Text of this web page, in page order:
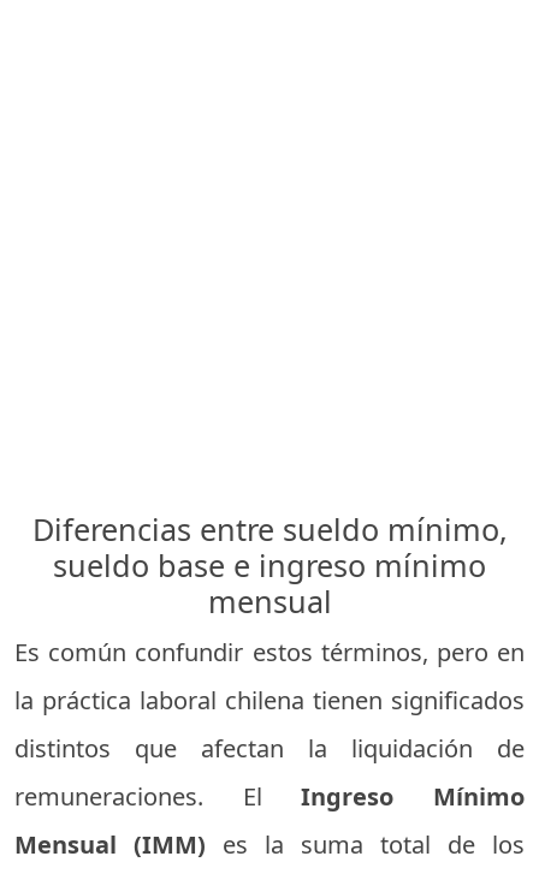
Diferencias entre sueldo mínimo,
sueldo base e ingreso mínimo
mensual
Es común confundir estos términos, pero en
la práctica laboral chilena tienen significados
distintos que afectan la liquidación de
remuneraciones. ElIngreso Mínimo
Mensual (IMM) es la suma total de los